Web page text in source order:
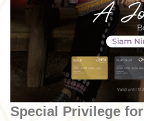
Special Privilege